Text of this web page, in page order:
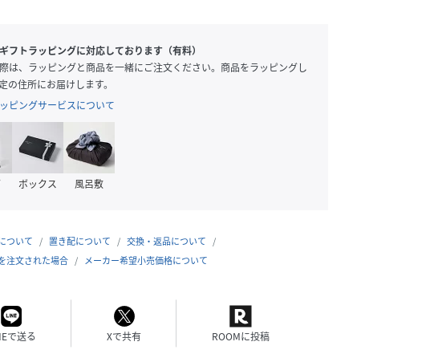
フトラッピングに対応しております（有料）
は、ラッピングと商品を一緒にご注文ください。商品をラッピングし
の住所にお届けします。
ピングサービスについて
ボックス 風呂敷
ついて 置き配について
交換・返品について
注文された場合
メーカー希望小売価格について
で送る Xで共有 ROOMに投稿